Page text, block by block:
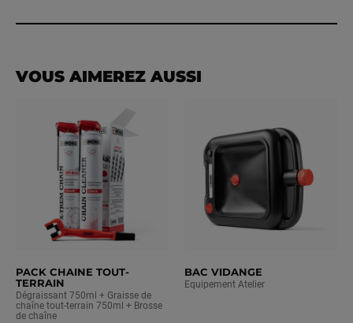
carnet d'entretien.
VOUS AIMEREZ AUSSI
PACK CHAINE TOUT-
TERRAIN
Dégraissant 750ml + Graisse de
chaîne tout-terrain 750ml + Brosse
de chaîne
BAC VIDANGE
Equipement Atelier